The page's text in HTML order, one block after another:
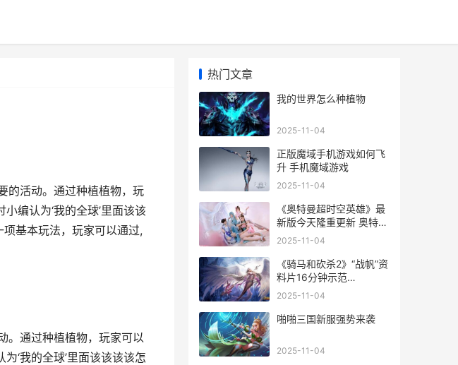
的活动。通过种植植物，玩
编认为‘我的全球’里面该该
基本玩法，玩家可以通过,
。通过种植植物，玩家可以
‘我的全球’里面该该该该怎
热门文章
我的世界怎么种植物
2025-11-04
正版魔域手机游戏如何飞
升 手机魔域游戏
2025-11-04
《奥特曼超时空英雄》最
新版今天隆重更新 奥特曼
超时空英雄下载
2025-11-04
《骑马和砍杀2》“战帆”资
料片16分钟示范
twcrashuploader 骑马与
2025-11-04
啪啪三国新服强势来袭
2025-11-04